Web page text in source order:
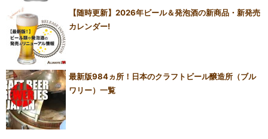
【随時更新】2026年ビール＆発泡酒の新商品・新発売
カレンダー!
最新版984ヵ所！日本のクラフトビール醸造所（ブル
ワリー）一覧